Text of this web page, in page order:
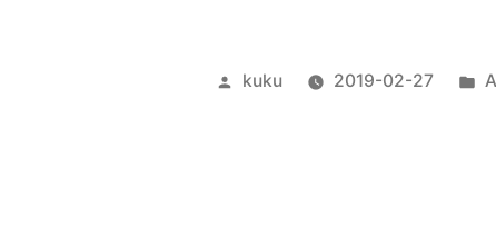
Posted
kuku 2019-02-27